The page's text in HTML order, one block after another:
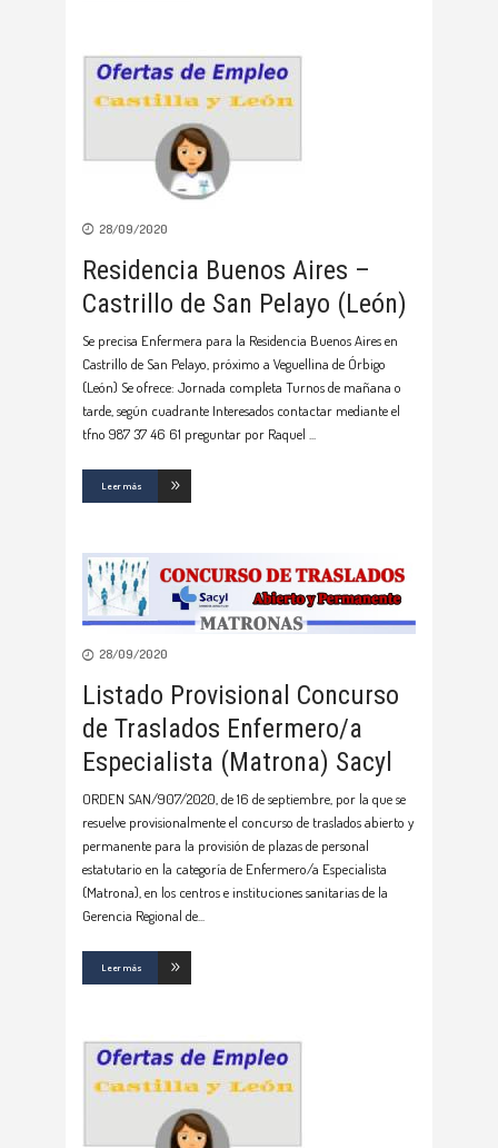
28/09/2020
Residencia Buenos Aires –
Castrillo de San Pelayo (León)
Se precisa Enfermera para la Residencia Buenos Aires en
Castrillo de San Pelayo, próximo a Veguellina de Órbigo
(León) Se ofrece: Jornada completa Turnos de mañana o
tarde, según cuadrante Interesados contactar mediante el
tfno 987 37 46 61 preguntar por Raquel
Leer más
28/09/2020
Listado Provisional Concurso
de Traslados Enfermero/a
Especialista (Matrona) Sacyl
ORDEN SAN/907/2020, de 16 de septiembre, por la que se
resuelve provisionalmente el concurso de traslados abierto y
permanente para la provisión de plazas de personal
estatutario en la categoría de Enfermero/a Especialista
(Matrona), en los centros e instituciones sanitarias de la
Gerencia Regional de
Leer más